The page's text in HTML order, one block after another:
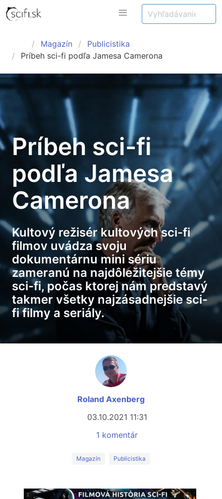
Magazín
Publicistika
Príbeh sci-fi podľa Jamesa Camerona
Príbeh sci-fi
podľa Jamesa
Camerona
Kultový režisér kultových sci-fi
filmov uvádza svoju
dokumentárnu mini sériu
zameranú na najdôležitejšie témy
sci-fi, počas ktorej nám predstavý
takmer všetky najzásadnejšie sci-
fi filmy a seriály.
Roland Axenberg
03.10.2021 11:31
1 komentár
Magazín Publicistika